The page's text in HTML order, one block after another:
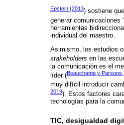
Epstein (2013) sostiene
generar comunicaciones
herramientas
individual del maestro.
Asimismo, los estudios
stakeholders en las
la comunicación es el
líder (Beauchamp y
muy difícil introducir
2019). Estos factores
tecnologías para la
TIC, desigualdad